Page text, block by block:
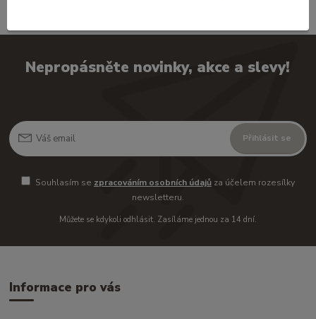
Nepropásněte novinky, akce a slevy!
Přihlásit se
Souhlasím se zpracováním osobních údajůza účelem rozesílky
newsletteru.
Můžete se kdykoli odhlásit. Zasíláme jednou za 14 dní.
Informace pro vás